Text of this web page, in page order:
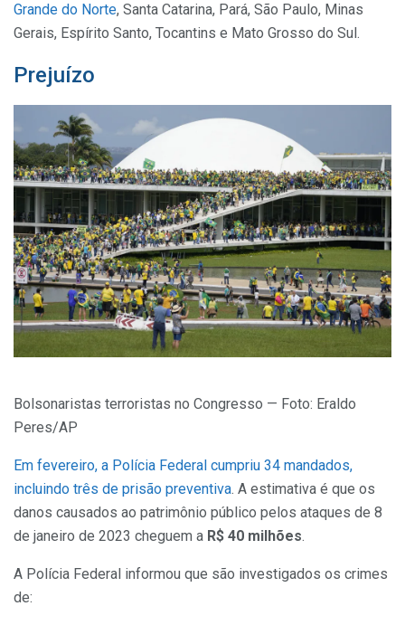
Grande do Norte, Santa Catarina, Pará, São Paulo, Minas
Gerais, Espírito Santo, Tocantins e Mato Grosso do Sul.
Prejuízo
Bolsonaristas terroristas no Congresso — Foto: Eraldo
Peres/AP
Em fevereiro, a Polícia Federal cumpriu 34 mandados,
incluindo três de prisão preventiva. A estimativa é que os
danos causados ao patrimônio público pelos ataques de 8
de janeiro de 2023 cheguem a R$ 40 milhões.
A Polícia Federal informou que são investigados os crimes
de: